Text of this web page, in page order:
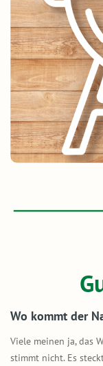
Wo kommt der
Viele meinen ja, das
stimmt nicht. Es